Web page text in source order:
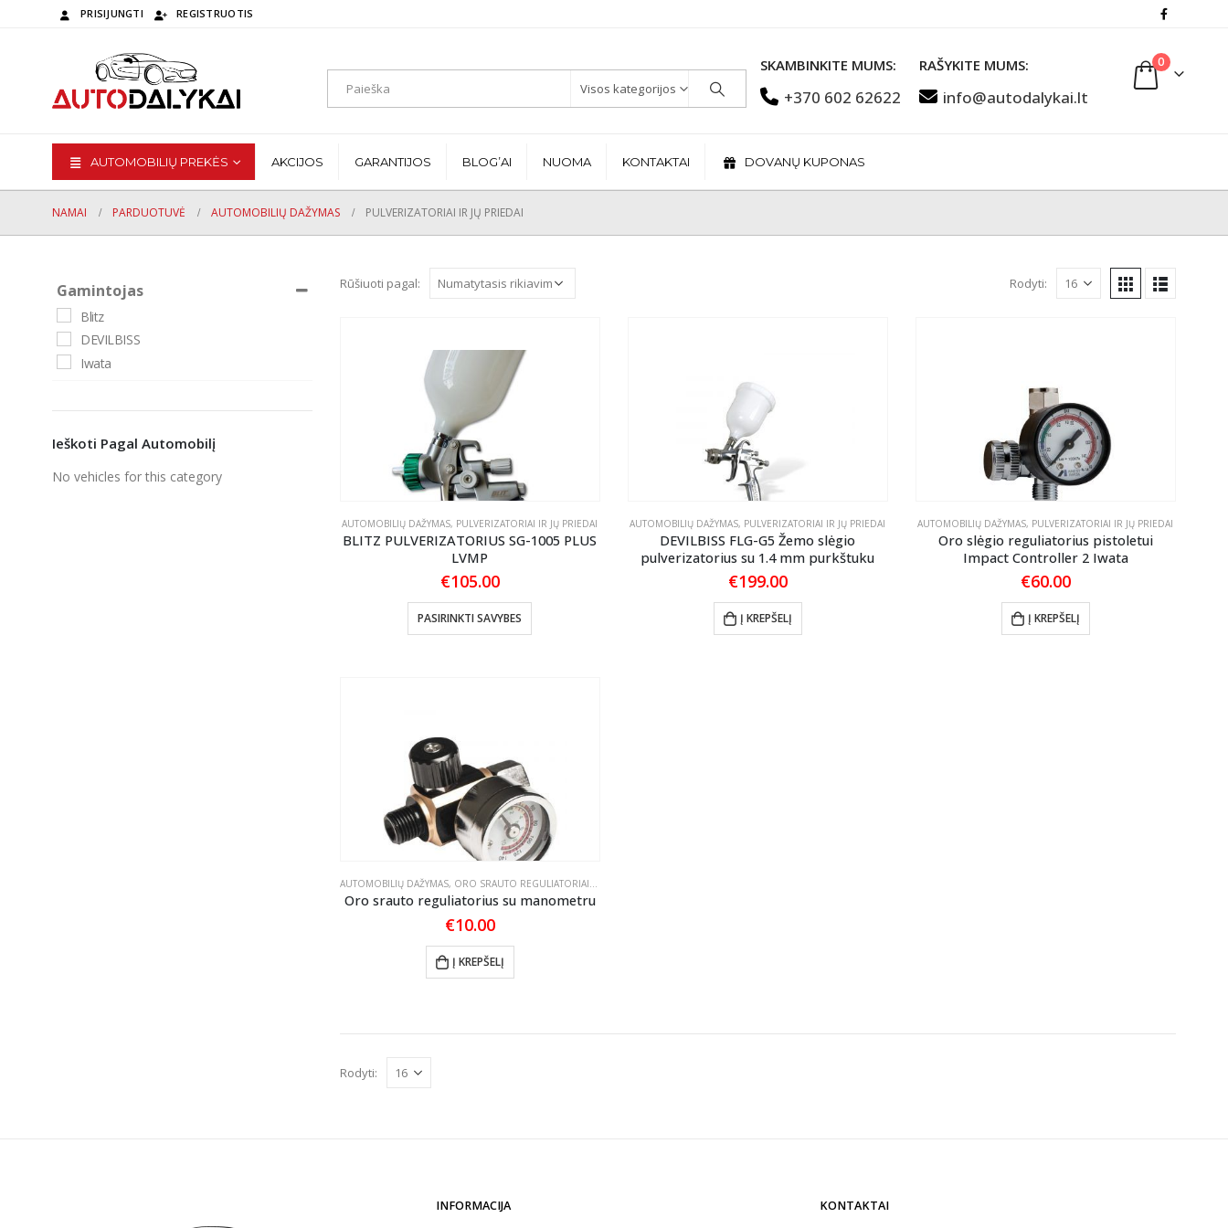
PRISIJUNGTI REGISTRUOTIS
Visos kategorijos
SKAMBINKITE MUMS:
+370 602 62622
RAŠYKITE MUMS:
info@autodalykai.lt
0
AUTOMOBILIŲ PREKĖS AKCIJOS GARANTIJOS BLOG’AI NUOMA KONTAKTAI DOVANŲ KUPONAS
NAMAI PARDUOTUVĖ AUTOMOBILIŲ DAŽYMAS PULVERIZATORIAI IR JŲ PRIEDAI
Rūšiuoti pagal: Rodyti:
AUTOMOBILIŲ DAŽYMAS, PULVERIZATORIAI IR JŲ PRIEDAI
BLITZ PULVERIZATORIUS SG-1005 PLUS
LVMP
€105.00
PASIRINKTI SAVYBES
product
be
chosen
on
the
page
AUTOMOBILIŲ DAŽYMAS, PULVERIZATORIAI IR JŲ PRIEDAI
DEVILBISS FLG-G5 Žemo slėgio
pulverizatorius su 1.4 mm purkštuku
€199.00
Į KREPŠELĮ
AUTOMOBILIŲ DAŽYMAS, PULVERIZATORIAI IR JŲ PRIEDAI
Oro slėgio reguliatorius pistoletui
Impact Controller 2 Iwata
€60.00
Į KREPŠELĮ
AUTOMOBILIŲ DAŽYMAS, ORO SRAUTO REGULIATORIAI,PNEUMATINĖ ĮRANGA
Oro srauto reguliatorius su manometru
€10.00
Į KREPŠELĮ
Rodyti:
Gamintojas
Blitz
DEVILBISS
Iwata
Ieškoti Pagal Automobilį
No vehicles for this category
INFORMACIJA
KONTAKTAI